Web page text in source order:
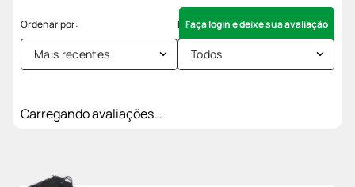
Faça login e deixe sua avaliação
Mais recentes Todos
Carregando avaliações…